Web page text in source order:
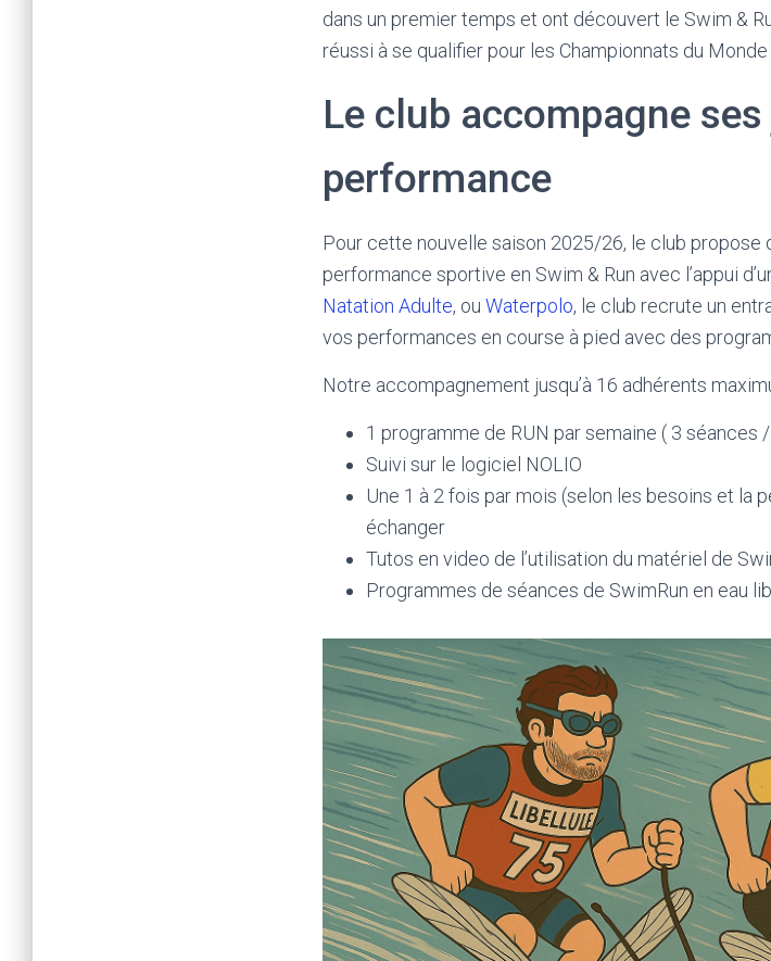
dans un premier temps et ont découvert le Swim &
réussi à se qualifier pour les Championnats du
Le club accompagne
performance
Pour cette nouvelle saison 2025/26, le club propose
performance sportive en Swim & Run avec l’appui
Natation Adulte, ou Waterpolo, le club recrute un
vos performances en course à pied avec des
Notre accompagnement jusqu’à 16 adhérents
1 programme de RUN par semaine ( 3 séances
Suivi sur le logiciel NOLIO
Une 1 à 2 fois par mois (selon les besoins et la
échanger
Tutos en video de l’utilisation du matériel de
Programmes de séances de SwimRun en eau